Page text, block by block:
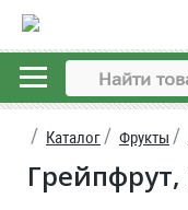
Каталог Фрукты